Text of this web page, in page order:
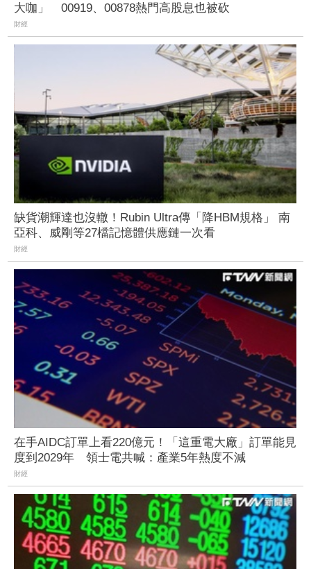
大咖」 00919、00878熱門高股息也被砍
財經
缺貨潮輝達也沒轍！Rubin Ultra傳「降HBM規格」 南
亞科、威剛等27檔記憶體供應鏈一次看
財經
在手AIDC訂單上看220億元！「這重電大廠」訂單能見
度到2029年 領士電共喊：產業5年熱度不減
財經